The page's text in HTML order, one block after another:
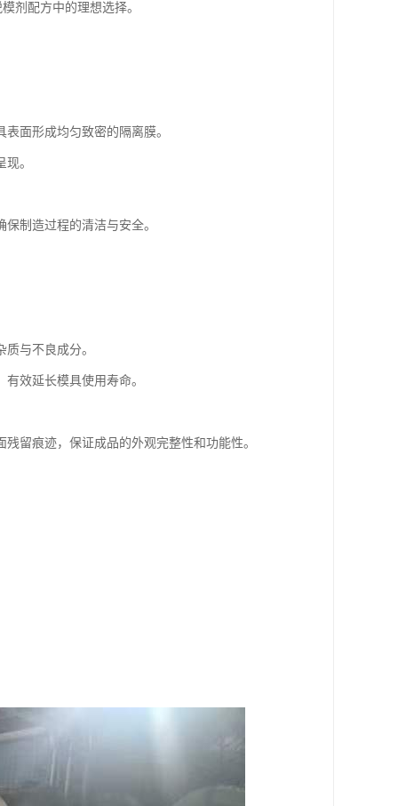
剂配方中的理想选择。
面形成均匀致密的隔离膜。
。
制造过程的清洁与安全。
与不良成分。
效延长模具使用寿命。
留痕迹，保证成品的外观完整性和功能性。